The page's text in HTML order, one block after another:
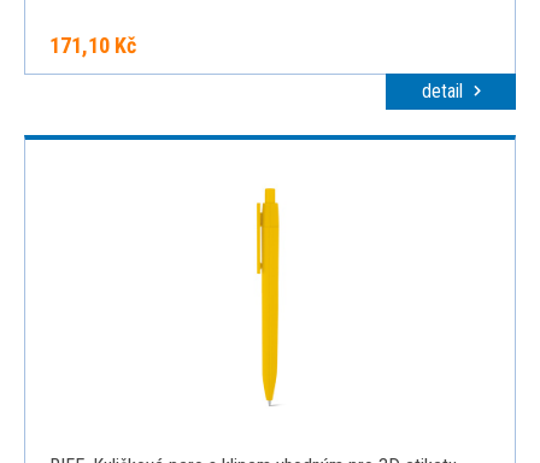
171,10 Kč
detail